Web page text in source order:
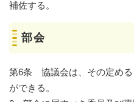
補佐する。
部会
第6条 協議会は、その定める
ができる。